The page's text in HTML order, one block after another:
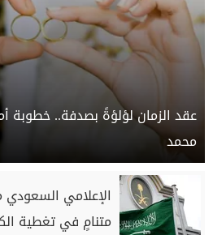
عقد الزمان لؤلؤةً بصدفة.. خطوبة
محمد
الإعلامي
متنامٍ في تغطية